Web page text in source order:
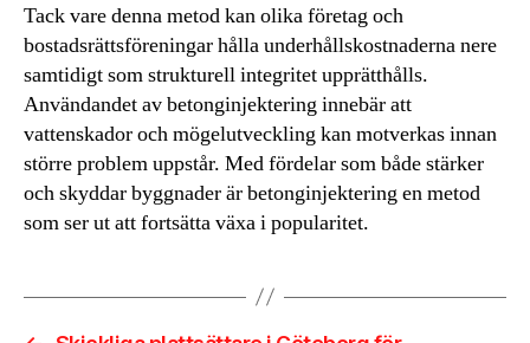
Tack vare denna metod kan olika företag och
bostadsrättsföreningar hålla underhållskostnaderna nere
samtidigt som strukturell integritet upprätthålls.
Användandet av betonginjektering innebär att
vattenskador och mögelutveckling kan motverkas innan
större problem uppstår. Med fördelar som både stärker
och skyddar byggnader är betonginjektering en metod
som ser ut att fortsätta växa i popularitet.